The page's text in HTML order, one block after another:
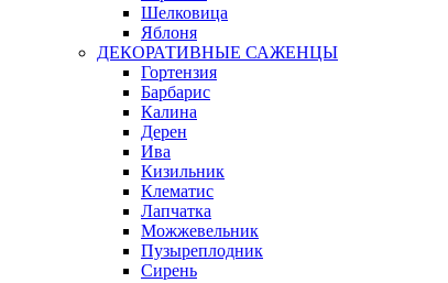
Шелковица
Яблоня
ДЕКОРАТИВНЫЕ САЖЕНЦЫ
Гортензия
Барбарис
Калина
Дерен
Ива
Кизильник
Клематис
Лапчатка
Можжевельник
Пузыреплодник
Сирень